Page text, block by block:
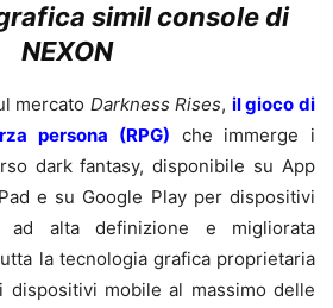
simil console di
NEXON
mercato Darkness Rises, il gioco di
persona (RPG) che immerge i
dark fantasy, disponibile su App
e su Google Play per dispositivi
ad alta definizione e migliorata
la tecnologia grafica proprietaria
dispositivi mobile al massimo delle